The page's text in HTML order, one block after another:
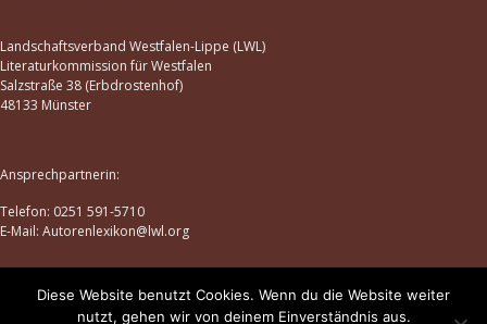
Landschaftsverband Westfalen-Lippe (LWL)
Literaturkommission für Westfalen
Salzstraße 38 (Erbdrostenhof)
48133 Münster
Ansprechpartnerin:
Telefon: 0251 591-5710
E-Mail: Autorenlexikon@lwl.org
Datenschutz |Impressum
Diese Website benutzt Cookies. Wenn du die Website weiter
nutzt, gehen wir von deinem Einverständnis aus.